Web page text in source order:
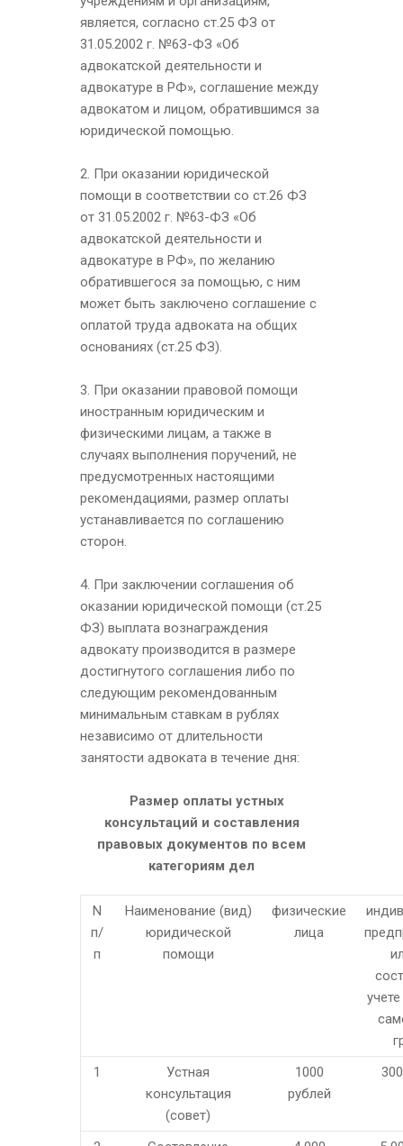
является, согласно ст.25 ФЗ от
31.05.2002 г. №6З-ФЗ «Об
адвокатской деятельности и
адвокатуре в РФ», соглашение между
адвокатом и лицом, обратившимся за
юридической помощью.
2. При оказании юридической
помощи в соответствии со ст.26 ФЗ
от 31.05.2002 г. №63-ФЗ «Об
адвокатской деятельности и
адвокатуре в РФ», по желанию
обратившегося за помощью, с ним
может быть заключено соглашение с
оплатой труда адвоката на общих
основаниях (ст.25 ФЗ).
3. При оказании правовой помощи
иностранным юридическим и
физическими лицам, а также в
случаях выполнения поручений, не
предусмотренных настоящими
рекомендациями, размер оплаты
устанавливается по соглашению
сторон.
4. При заключении соглашения об
оказании юридической помощи (ст.25
ФЗ) выплата вознаграждения
адвокату производится в размере
достигнутого соглашения либо по
следующим рекомендованным
минимальным ставкам в рублях
независимо от длительности
занятости адвоката в течение дня:
Размер оплаты устных
консультаций и составления
правовых документов по всем
категориям дел
N
п/
п
Наименование (вид)
юридической
помощи
физические
лица
1
Устная
консультация
(совет)
1000
рублей